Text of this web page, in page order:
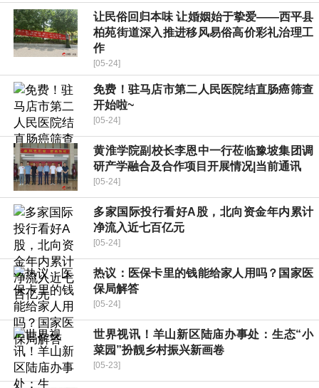
​让民俗回归本味 让婚姻始于挚爱——西平县
柏苑街道深入推进移风易俗高价彩礼治理工
作
[05-24]
免费！驻马店市第二人民医院结直肠癌筛查
开始啦~
[05-24]
​黄淮学院副校长李恩中一行莅临豫坡集团调
研产学融合及合作项目开展情况|当前通讯
[05-24]
多家国际投行看好A股，北向资金年内累计
净流入近七百亿元
[05-24]
热议：医保卡里的钱能给家人用吗？国家医
保局解答
[05-24]
世界视讯！羊山新区陆庙办事处：生态“小
菜园”扮靓乡村振兴新画卷
[05-23]